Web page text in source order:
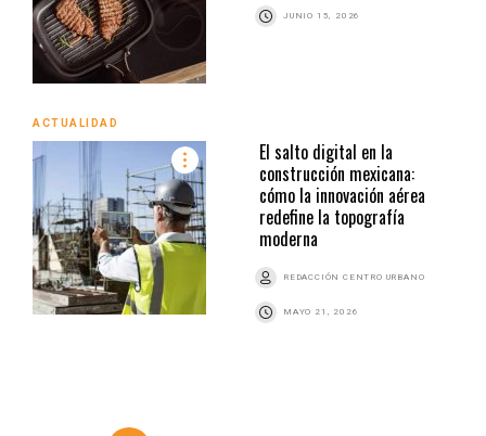
JUNIO 15, 2026
ACTUALIDAD
El salto digital en la
construcción mexicana:
cómo la innovación aérea
redefine la topografía
moderna
REDACCIÓN CENTRO URBANO
MAYO 21, 2026